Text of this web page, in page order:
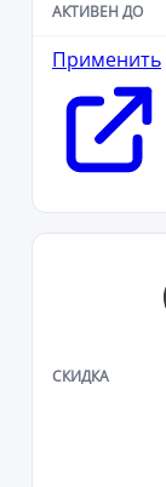
Применить